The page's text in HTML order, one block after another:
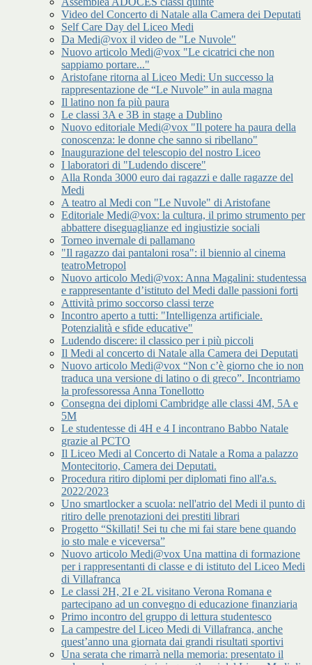
Video del Concerto di Natale alla Camera dei Deputati
Self Care Day del Liceo Medi
Da Medi@vox il video de "Le Nuvole"
Nuovo articolo Medi@vox "Le cicatrici che non
sappiamo portare..."
Aristofane ritorna al Liceo Medi: Un successo la
rappresentazione de “Le Nuvole” in aula magna
Il latino non fa più paura
Le classi 3A e 3B in stage a Dublino
Nuovo editoriale Medi@vox "Il potere ha paura della
conoscenza: le donne che sanno si ribellano"
Inaugurazione del telescopio del nostro Liceo
I laboratori di "Ludendo discere"
Alla Ronda 3000 euro dai ragazzi e dalle ragazze del
Medi
A teatro al Medi con "Le Nuvole" di Aristofane
Editoriale Medi@vox: la cultura, il primo strumento per
abbattere diseguaglianze ed ingiustizie sociali
Torneo invernale di pallamano
"Il ragazzo dai pantaloni rosa": il biennio al cinema
teatroMetropol
Nuovo articolo Medi@vox: Anna Magalini: studentessa
e rappresentante d’istituto del Medi dalle passioni forti
Attività primo soccorso classi terze
Incontro aperto a tutti: "Intelligenza artificiale.
Potenzialità e sfide educative"
Ludendo discere: il classico per i più piccoli
Il Medi al concerto di Natale alla Camera dei Deputati
Nuovo articolo Medi@vox “Non c’è giorno che io non
traduca una versione di latino o di greco”. Incontriamo
la professoressa Anna Tonellotto
Consegna dei diplomi Cambridge alle classi 4M, 5A e
5M
Le studentesse di 4H e 4 I incontrano Babbo Natale
grazie al PCTO
Il Liceo Medi al Concerto di Natale a Roma a palazzo
Montecitorio, Camera dei Deputati.
Procedura ritiro diplomi per diplomati fino all'a.s.
2022/2023
Uno smartlocker a scuola: nell'atrio del Medi il punto di
ritiro delle prenotazioni dei prestiti librari
Progetto “Skillati! Sei tu che mi fai stare bene quando
io sto male e viceversa”
Nuovo articolo Medi@vox Una mattina di formazione
per i rappresentanti di classe e di istituto del Liceo Medi
di Villafranca
Le classi 2H, 2I e 2L visitano Verona Romana e
partecipano ad un convegno di educazione finanziaria
Primo incontro del gruppo di lettura studentesco
La campestre del Liceo Medi di Villafranca, anche
quest’anno una giornata dai grandi risultati sportivi
Una serata che rimarrà nella memoria: presentato il